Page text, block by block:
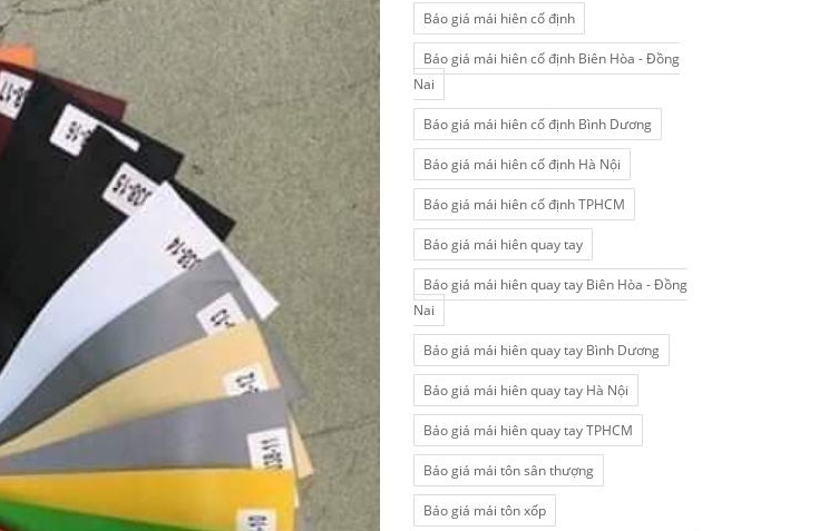
Báo giá mái hiên cố định
Báo giá mái hiên cố định Biên Hòa - Đồng
Nai
Báo giá mái hiên cố định Bình Dương
Báo giá mái hiên cố định Hà Nội
Báo giá mái hiên cố định TPHCM
Báo giá mái hiên quay tay
Báo giá mái hiên quay tay Biên Hòa - Đồng
Nai
Báo giá mái hiên quay tay Bình Dương
Báo giá mái hiên quay tay Hà Nội
Báo giá mái hiên quay tay TPHCM
Báo giá mái tôn sân thượng
Báo giá mái tôn xốp